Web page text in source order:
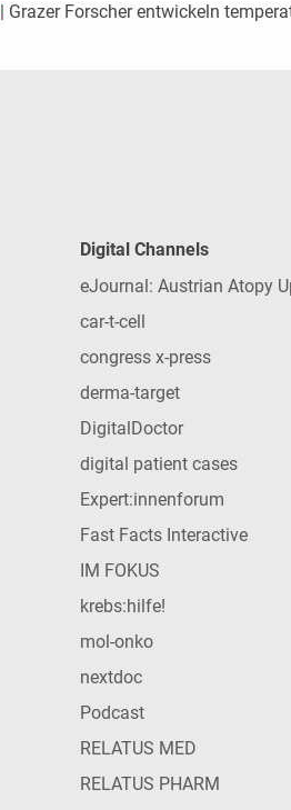
| Grazer Forscher entwickeln
Digital Channels
eJournal: Austrian Atopy
car-t-cell
congress x-press
derma-target
DigitalDoctor
digital patient cases
Expert:innenforum
Fast Facts Interactive
IM FOKUS
krebs:hilfe!
mol-onko
nextdoc
Podcast
RELATUS MED
RELATUS PHARM